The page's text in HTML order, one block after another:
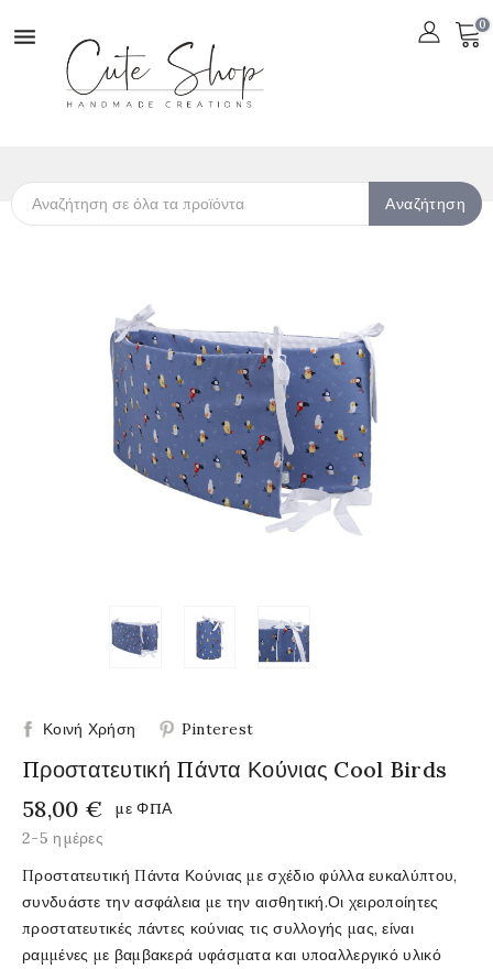
 0
Αναζήτηση
Κοινή Χρήση Pinterest
Προστατευτική Πάντα Κούνιας Cool Birds
58,00 €
με ΦΠΑ
2-5 ημέρες
Προστατευτική Πάντα Κούνιας με σχέδιο φύλλα ευκαλύπτου,
συνδυάστε την ασφάλεια με την αισθητική.Οι χειροποίητες
προστατευτικές πάντες κούνιας τις συλλογής μας, είναι
ραμμένες με βαμβακερά υφάσματα και υποαλλεργικό υλικό